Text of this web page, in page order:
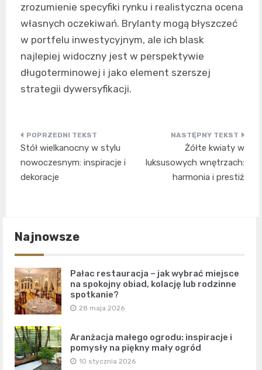
zrozumienie specyfiki rynku i realistyczna ocena
własnych oczekiwań. Brylanty mogą błyszczeć
w portfelu inwestycyjnym, ale ich blask
najlepiej widoczny jest w perspektywie
długoterminowej i jako element szerszej
strategii dywersyfikacji.
Nawigacja
wpisu
Stół wielkanocny w stylu
nowoczesnym: inspiracje i
dekoracje
Żółte kwiaty w
luksusowych wnętrzach:
harmonia i prestiż
Najnowsze
Pałac restauracja – jak wybrać miejsce
na spokojny obiad, kolację lub rodzinne
spotkanie?
28 maja 2026
Aranżacja małego ogrodu: inspiracje i
pomysły na piękny mały ogród
10 stycznia 2026